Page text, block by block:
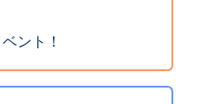
ント！